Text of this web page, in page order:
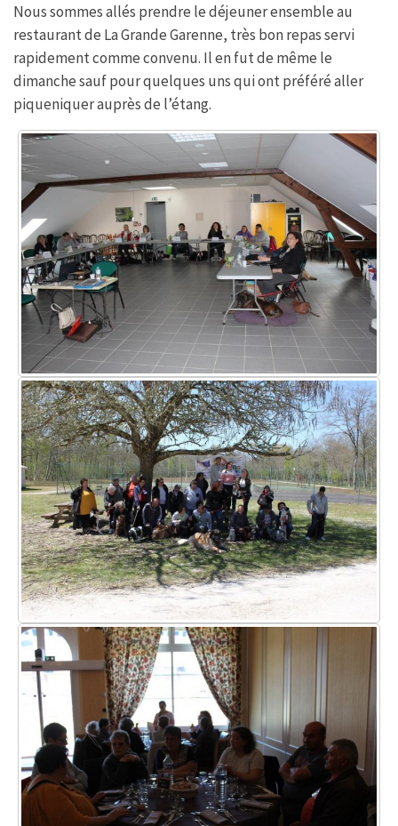
Nous sommes allés prendre le déjeuner ensemble au
restaurant de La Grande Garenne, très bon repas servi
rapidement comme convenu. Il en fut de même le
dimanche sauf pour quelques uns qui ont préféré aller
piqueniquer auprès de l’étang.